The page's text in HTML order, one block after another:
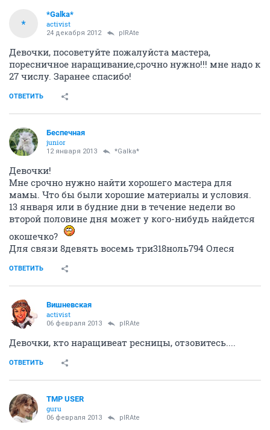
*
*Galka*
activist
24 декабря 2012 pIRAte
Девочки, посоветуйте пожалуйста мастера,
поресничное наращивание,срочно нужно!!! мне надо к
27 числу. Заранее спасибо!
ОТВЕТИТЬ
Беспечная
junior
12 января 2013 *Galka*
Девочки!
Мне срочно нужно найти хорошего мастера для
мамы. Что бы были хорошие материалы и условия.
13 января или в будние дни в течение недели во
второй половине дня может у кого-нибудь найдется
окошечко?
Для связи 8девять восемь три318ноль794 Олеся
ОТВЕТИТЬ
Вишневская
activist
06 февраля 2013 pIRAte
Девочки, кто наращивеат ресницы, отзовитесь....
ОТВЕТИТЬ
TMP USER
guru
06 февраля 2013 pIRAte